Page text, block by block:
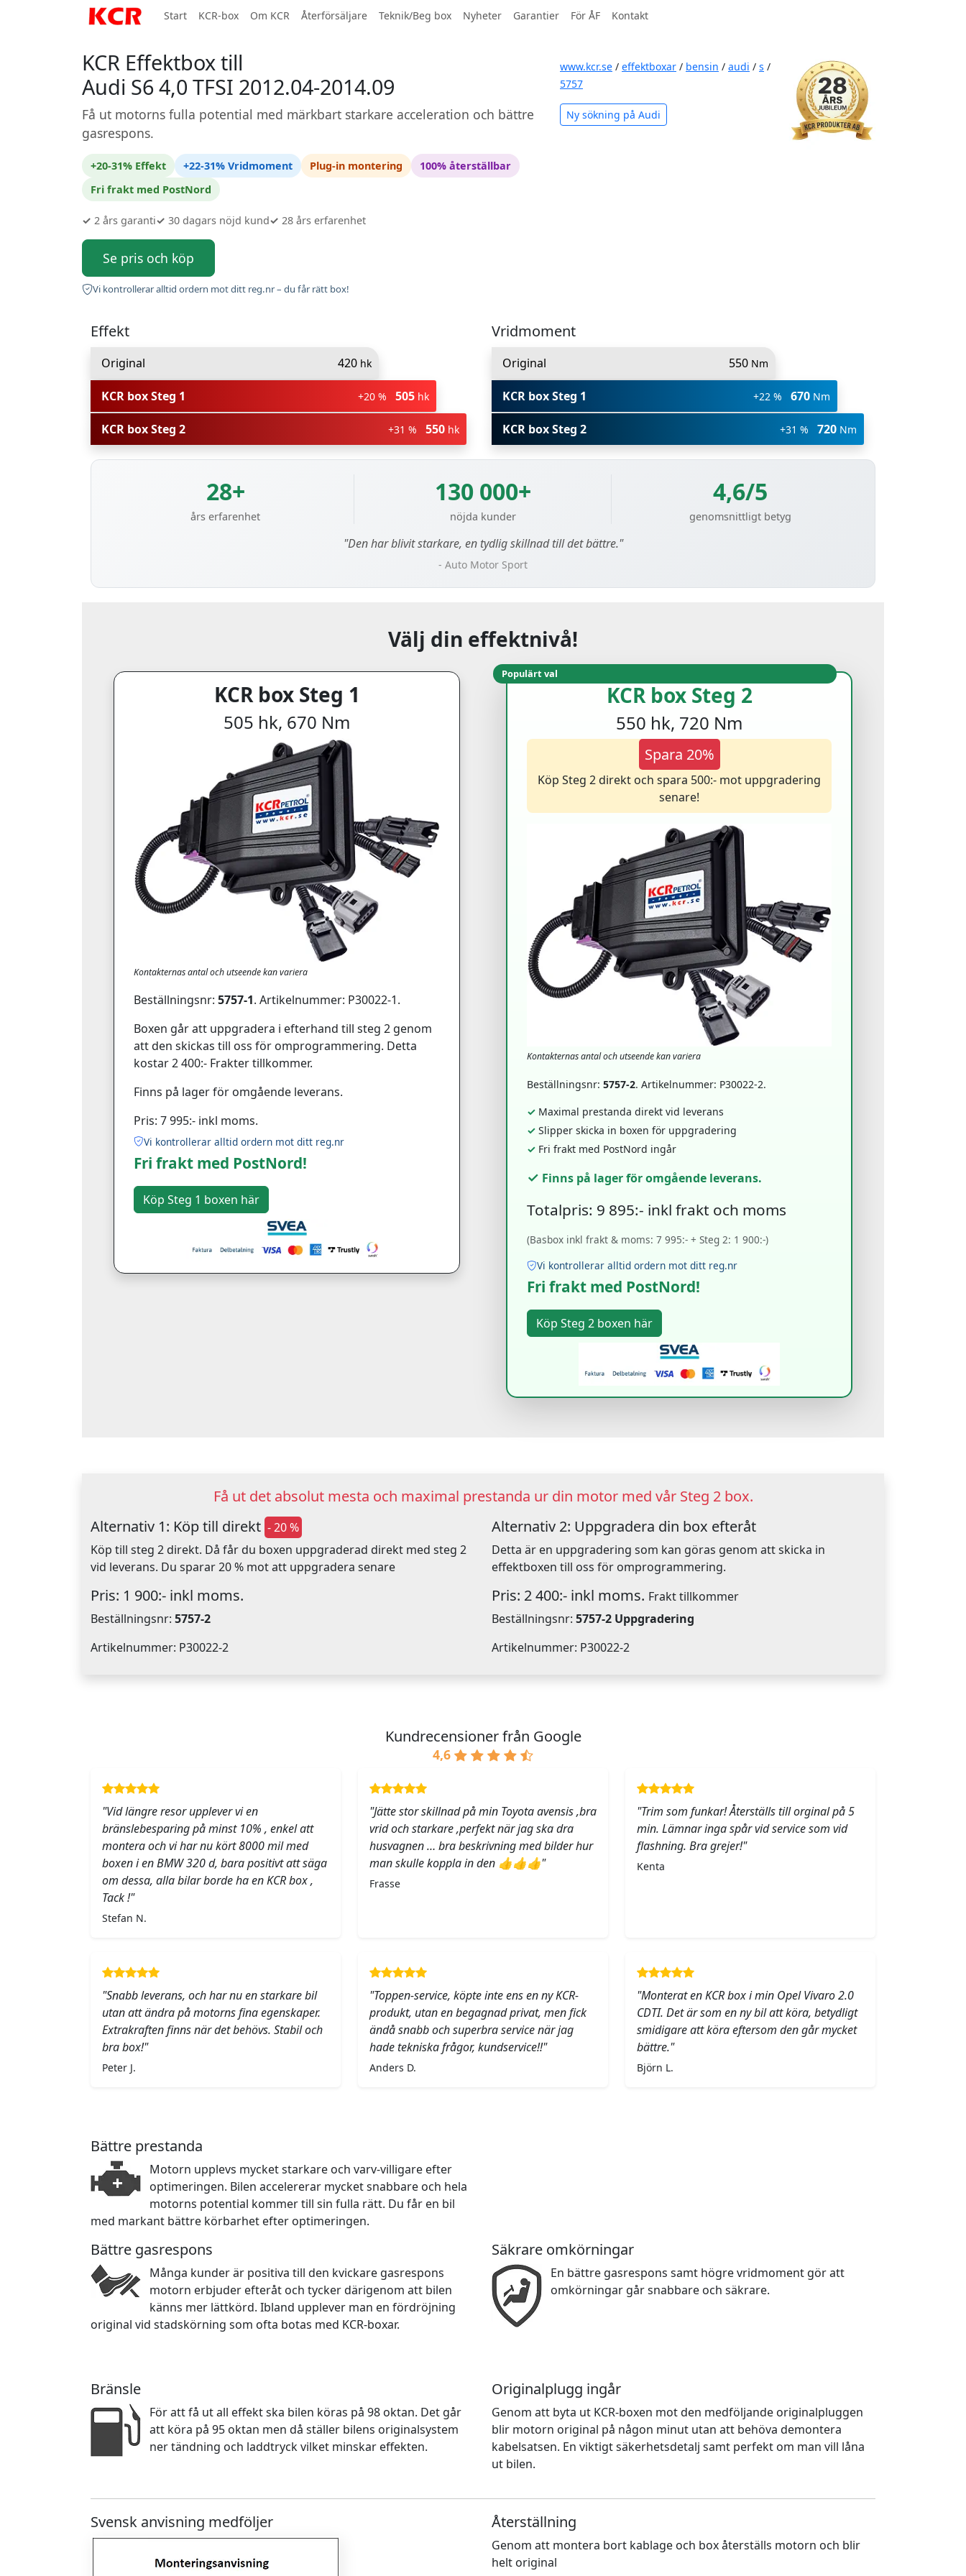
Start KCR-box Om KCR Återförsäljare Teknik/Beg box Nyheter Garantier För ÅF Kontakt
KCR Effektbox till
Audi S6 4,0 TFSI 2012.04-2014.09
Få ut motorns fulla potential med märkbart starkare acceleration och bättre
gasrespons.
+20-31% Effekt +22-31% Vridmoment Plug-in montering
100% återställbar
Fri frakt med PostNord
✓ 2 års garanti✓ 30 dagars nöjd kund✓ 28 års erfarenhet
Se pris och köp
Vi kontrollerar alltid ordern mot ditt reg.nr – du får rätt box!
www.kcr.se / effektboxar / bensin / audi / s /
5757
Ny sökning på Audi
Effekt
Original 420 hk
KCR box Steg 1 +20 % 505hk
KCR box Steg 2 +31 % 550 hk
Vridmoment
Original 550 Nm
KCR box Steg 1 +22 % 670 Nm
KCR box Steg 2 +31 % 720 Nm
28+
års erfarenhet
130 000+
nöjda kunder
4,6/5
genomsnittligt betyg
"Den har blivit starkare, en tydlig skillnad till det bättre."
- Auto Motor Sport
Välj din effektnivå!
KCR box Steg 1
505 hk, 670 Nm
Kontakternas antal och utseende kan variera
Beställningsnr: 5757-1. Artikelnummer: P30022-1.
Boxen går att uppgradera i efterhand till steg 2 genom
att den skickas till oss för omprogrammering. Detta
kostar 2 400:- Frakter tillkommer.
Finns på lager för omgående leverans.
Pris: 7 995:- inkl moms.
Vi kontrollerar alltid ordern mot ditt reg.nr
Fri frakt med PostNord!
Populärt val
KCR box Steg 2
550 hk, 720 Nm
Spara 20%
Köp Steg 2 direkt och spara 500:- mot uppgradering
senare!
Kontakternas antal och utseende kan variera
Beställningsnr: 5757-2. Artikelnummer: P30022-2.
✓ Maximal prestanda direkt vid leverans
✓ Slipper skicka in boxen för uppgradering
✓ Fri frakt med PostNord ingår
✓ Finns på lager för omgående leverans.
Totalpris: 9 895:- inkl frakt och moms
(Basbox inkl frakt & moms: 7 995:- + Steg 2: 1 900:-)
Vi kontrollerar alltid ordern mot ditt reg.nr
Fri frakt med PostNord!
Få ut det absolut mesta och maximal prestanda ur din motor med vår Steg 2 box.
Alternativ 1: Köp till direkt - 20 %
Köp till steg 2 direkt. Då får du boxen uppgraderad direkt med steg 2
vid leverans. Du sparar 20 % mot att uppgradera senare
Pris: 1 900:- inkl moms.
Beställningsnr: 5757-2
Artikelnummer: P30022-2
Alternativ 2: Uppgradera din box efteråt
Detta är en uppgradering som kan göras genom att skicka in
effektboxen till oss för omprogrammering.
Pris: 2 400:- inkl moms. Frakt tillkommer
Beställningsnr: 5757-2 Uppgradering
Artikelnummer: P30022-2
Kundrecensioner från Google
4,6
"Vid längre resor upplever vi en
bränslebesparing på minst 10% , enkel att
montera och vi har nu kört 8000 mil med
boxen i en BMW 320 d, bara positivt att säga
om dessa, alla bilar borde ha en KCR box ,
Tack !"
Stefan N.
"Jätte stor skillnad på min Toyota avensis ,bra
vrid och starkare ,perfekt när jag ska dra
husvagnen … bra beskrivning med bilder hur
man skulle koppla in den 👍👍👍"
Frasse
"Trim som funkar! Återställs till orginal på 5
min. Lämnar inga spår vid service som vid
flashning. Bra grejer!"
Kenta
"Snabb leverans, och har nu en starkare bil
utan att ändra på motorns fina egenskaper.
Extrakraften finns när det behövs. Stabil och
bra box!"
Peter J.
"Toppen-service, köpte inte ens en ny KCR-
produkt, utan en begagnad privat, men fick
ändå snabb och superbra service när jag
hade tekniska frågor, kundservice!!"
Anders D.
"Monterat en KCR box i min Opel Vivaro 2.0
CDTI. Det är som en ny bil att köra, betydligt
smidigare att köra eftersom den går mycket
bättre."
Björn L.
Bättre prestanda
Motorn upplevs mycket starkare och varv-villigare efter
optimeringen. Bilen accelererar mycket snabbare och hela
motorns potential kommer till sin fulla rätt. Du får en bil
med markant bättre körbarhet efter optimeringen.
Bättre gasrespons
Många kunder är positiva till den kvickare gasrespons
motorn erbjuder efteråt och tycker därigenom att bilen
känns mer lättkörd. Ibland upplever man en fördröjning
original vid stadskörning som ofta botas med KCR-boxar.
Säkrare omkörningar
En bättre gasrespons samt högre vridmoment gör att
omkörningar går snabbare och säkrare.
Bränsle
För att få ut all effekt ska bilen köras på 98 oktan. Det går
att köra på 95 oktan men då ställer bilens originalsystem
ner tändning och laddtryck vilket minskar effekten.
Originalplugg ingår
Genom att byta ut KCR-boxen mot den medföljande originalpluggen
blir motorn original på någon minut utan att behöva demontera
kabelsatsen. En viktigt säkerhetsdetalj samt perfekt om man vill låna
ut bilen.
Svensk anvisning medföljer Återställning
Genom att montera bort kablage och box återställs motorn och blir
helt original